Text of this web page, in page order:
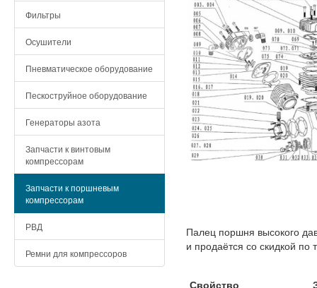
Фильтры
Осушители
Пневматическое оборудование
Пескоструйное оборудование
Генераторы азота
Запчасти к винтовым
компрессорам
Запчасти к поршневым
компрессорам
РВД
Ремни для компрессоров
Палец поршня высокого
и продаётся со скидкой
Свойство